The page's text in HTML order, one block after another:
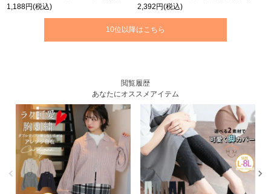
1,188円(税込) 2,392円(税込)
10位以降はこちら
閲覧履歴
あなたにオススメアイテム